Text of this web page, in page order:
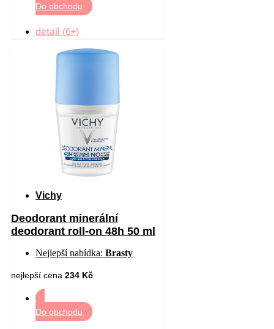
Do obchodu
detail (6+)
Vichy
Deodorant minerální
deodorant roll-on 48h 50 ml
Nejlepší nabídka: Brasty
nejlepší cena 234 Kč
Do obchodu